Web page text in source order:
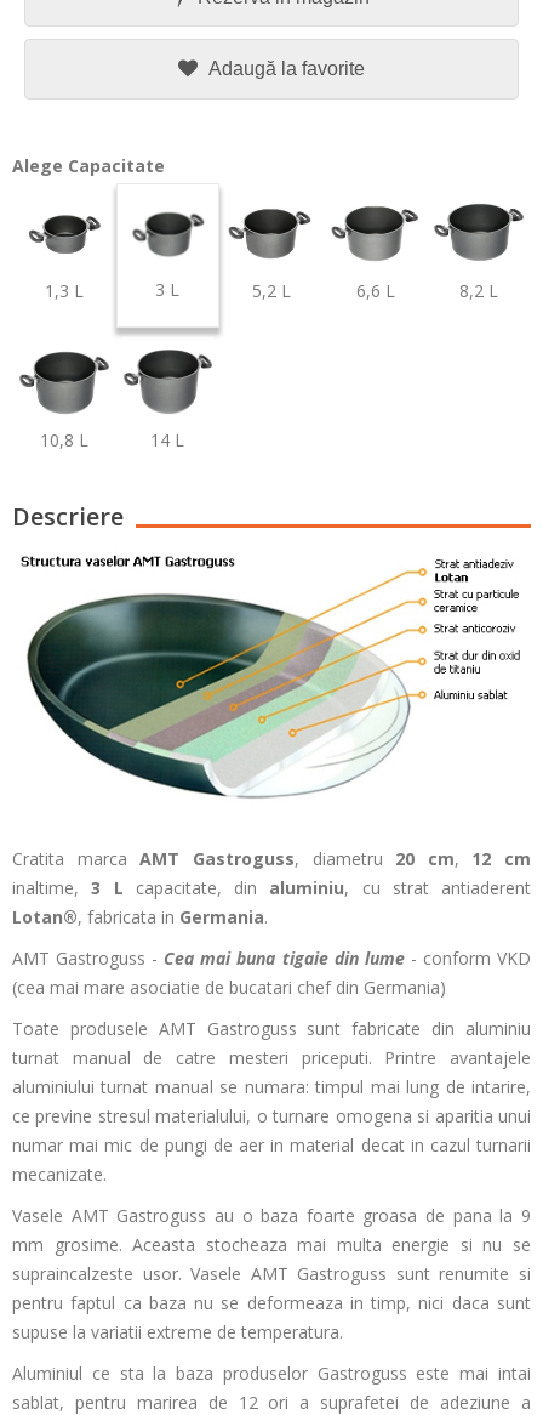
Adaugă la favorite
Alege Capacitate
1,3 L 3 L 5,2 L 6,6 L 8,2 L
10,8 L 14 L
Descriere
Cratita marcaAMT Gastroguss, diametru 20 cm, 12 cm
inaltime, 3 L capacitate, din aluminiu, cu strat antiaderent
Lotan®, fabricata in Germania.
AMT Gastroguss - Cea mai buna tigaie din lume- conform VKD
(cea mai mare asociatie de bucatari chef din Germania)
Toate produsele AMT Gastroguss sunt fabricate din aluminiu
turnat manual de catre mesteri priceputi. Printre avantajele
aluminiului turnat manual se numara: timpul mai lung de intarire,
ce previne stresul materialului, o turnare omogena si aparitia unui
numar mai mic de pungi de aer in material decat in cazul turnarii
mecanizate.
Vasele AMT Gastroguss au o baza foarte groasa de pana la 9
mm grosime. Aceasta stocheaza mai multa energie si nu se
supraincalzeste usor. Vasele AMT Gastroguss sunt renumite si
pentru faptul ca baza nu se deformeaza in timp, nici daca sunt
supuse la variatii extreme de temperatura.
Aluminiul ce sta la baza produselor Gastroguss este mai intai
sablat, pentru marirea de 12 ori a suprafetei de adeziune a